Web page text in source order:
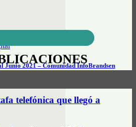
Junio 2021 – Comunidad InfoBrandsen
telefónica que llegó a